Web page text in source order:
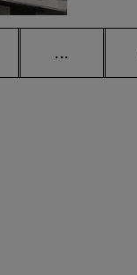
... Páginas